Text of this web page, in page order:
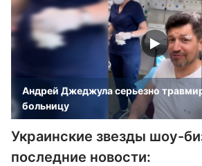
Андрей Джеджула серьезно
больницу
Украинские звезды шоу-
последние новости: